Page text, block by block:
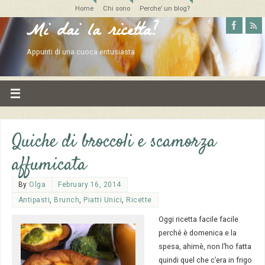
Home Chi sono Perche’ un blog?
Mi dai la ricetta?
Appunti di una cuoca entusiasta
Quiche di broccoli e scamorza
affumicata
By Olga
February 16, 2014
Antipasti, Brunch, Piatti Unici, Ricette
Oggi ricetta facile facile
perché è domenica e la
spesa, ahimè, non l’ho fatta
quindi quel che c’era in frigo